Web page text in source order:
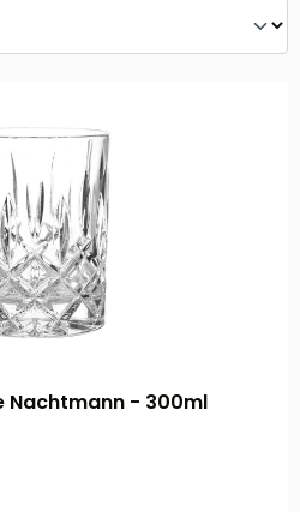
Nachtmann - 300ml